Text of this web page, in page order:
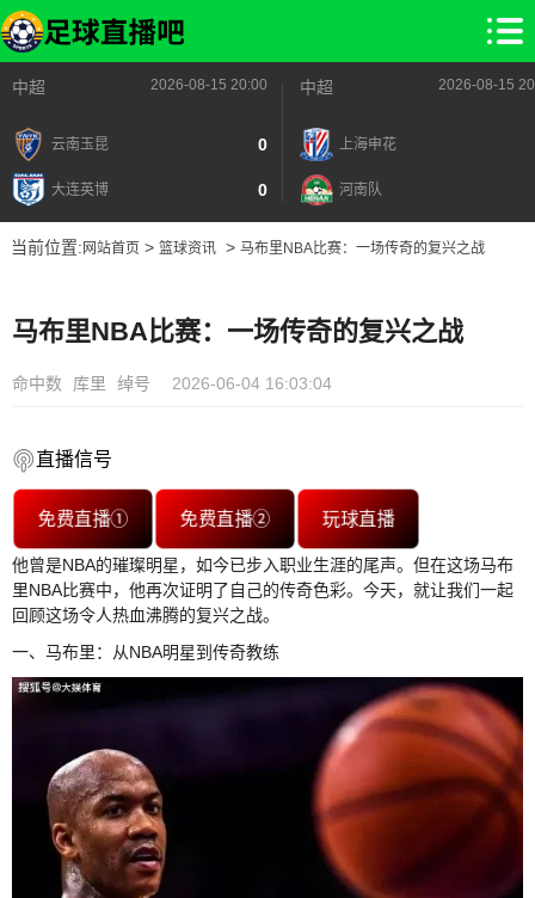
中超 2026-08-15 20:00
云南玉昆 0
大连英博 0
中超 2026-08-15
上海申花
河南队
当前位置: 网站首页> 篮球资讯> 马布里NBA比赛：一场传奇的复兴之战
马布里NBA比赛：一场传奇的复兴之战
命中数 库里 绰号 2026-06-04 16:03:04
直播信号
免费直播① 免费直播② 玩球直播
他曾是NBA的璀璨明星，如今已步入职业生涯的尾声。但在这场马布
里NBA比赛中，他再次证明了自己的传奇色彩。今天，就让我们一起
回顾这场令人热血沸腾的复兴之战。
一、马布里：从NBA明星到传奇教练